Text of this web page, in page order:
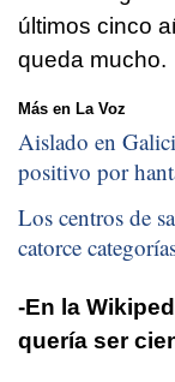
últimos cinco
queda mucho.
Más en La Voz
Aislado en
positivo por
Los centros de
catorce
-En la
quería ser